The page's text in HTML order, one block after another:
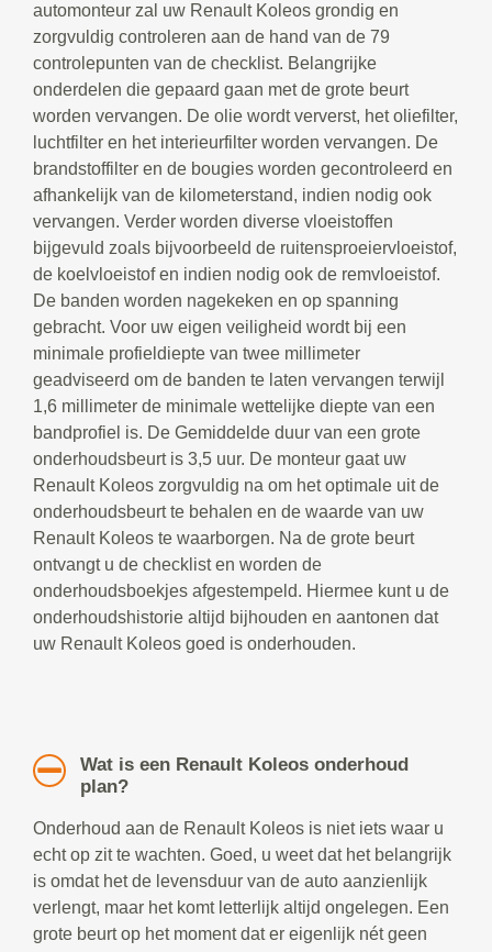
automonteur zal uw Renault Koleos grondig en
zorgvuldig controleren aan de hand van de 79
controlepunten van de checklist. Belangrijke
onderdelen die gepaard gaan met de grote beurt
worden vervangen. De olie wordt ververst, het oliefilter,
luchtfilter en het interieurfilter worden vervangen. De
brandstoffilter en de bougies worden gecontroleerd en
afhankelijk van de kilometerstand, indien nodig ook
vervangen. Verder worden diverse vloeistoffen
bijgevuld zoals bijvoorbeeld de ruitensproeiervloeistof,
de koelvloeistof en indien nodig ook de remvloeistof.
De banden worden nagekeken en op spanning
gebracht. Voor uw eigen veiligheid wordt bij een
minimale profieldiepte van twee millimeter
geadviseerd om de banden te laten vervangen terwijl
1,6 millimeter de minimale wettelijke diepte van een
bandprofiel is. De Gemiddelde duur van een grote
onderhoudsbeurt is 3,5 uur. De monteur gaat uw
Renault Koleos zorgvuldig na om het optimale uit de
onderhoudsbeurt te behalen en de waarde van uw
Renault Koleos te waarborgen. Na de grote beurt
ontvangt u de checklist en worden de
onderhoudsboekjes afgestempeld. Hiermee kunt u de
onderhoudshistorie altijd bijhouden en aantonen dat
uw Renault Koleos goed is onderhouden.
Wat is een Renault Koleos onderhoud
plan?
Onderhoud aan de Renault Koleos is niet iets waar u
echt op zit te wachten. Goed, u weet dat het belangrijk
is omdat het de levensduur van de auto aanzienlijk
verlengt, maar het komt letterlijk altijd ongelegen. Een
grote beurt op het moment dat er eigenlijk nét geen